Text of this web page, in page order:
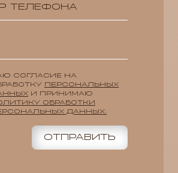
СОГЛАСИЕ НА
ПЕРСОНАЛЬНЫХ
И ПРИНИМАЮ
ОБРАБОТКИ
ДАННЫХ.
ОТПРАВИТЬ